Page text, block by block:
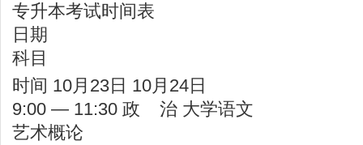
专升本考试时间表
日期
科目
时间 10月23日 10月24日
9:00 — 11:30 政 治 大学语文
艺术概论